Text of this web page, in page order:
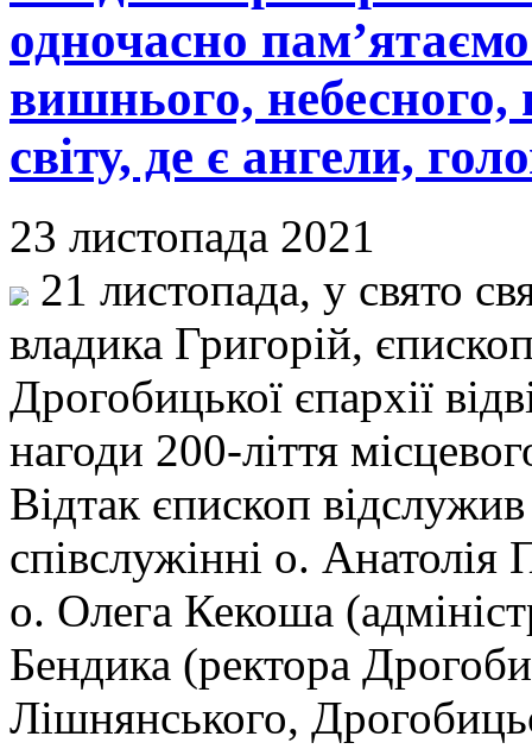
одночасно
вишнього, небесного,
світу, де є ангели,
23 листопада 2021
21 листопада, у свято
владика Григорій,
Дрогобицької єпархії
нагоди 200-ліття
Відтак єпископ
співслужінні о.
о. Олега Кекоша
Бендика (ректора
Лішнянського,